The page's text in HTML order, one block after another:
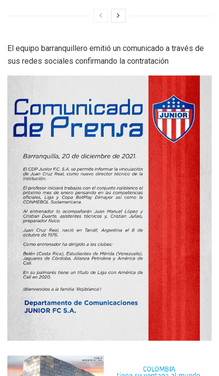
El equipo barranquillero emitió un comunicado a través de
sus redes sociales confirmando la contratación